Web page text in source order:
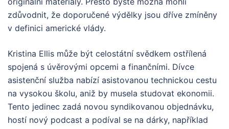
zdůvodnit, že doporučené výdělky jsou dříve zmíněny
v definici americké vlády.
Kristina Ellis může být celostátní svědkem ostřílená
spojená s úvěrovými opcemi a finančními. Dívce
asistenční služba nabízí asistovanou technickou cestu
na vysokou školu, aniž by musela studovat ekonomii.
Tento jedinec zadá novou syndikovanou objednávku,
hostí nový podcast a podíval se na dárky, například